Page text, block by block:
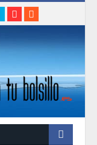
TwitterGoogle+